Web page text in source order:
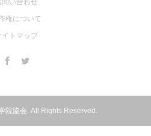
権について
イトマップ
院協会. All Rights Reserved.